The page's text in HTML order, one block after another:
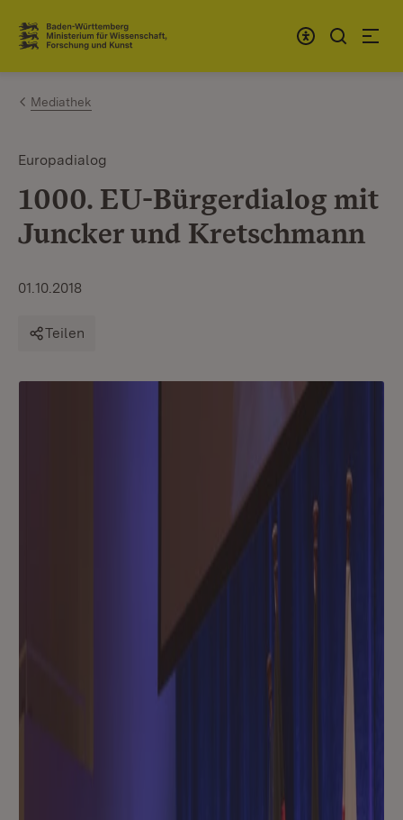
Zum Inhalt springen
Link zur Startseite
Mediathek
Europadialog
1000. EU-Bürgerdialog mit
Juncker und Kretschmann
01.10.2018
Teilen